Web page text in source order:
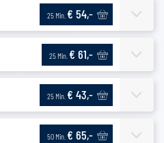
25 Min. € 54,-
25 Min. € 61,-
25 Min. € 43,-
50 Min. € 65,-